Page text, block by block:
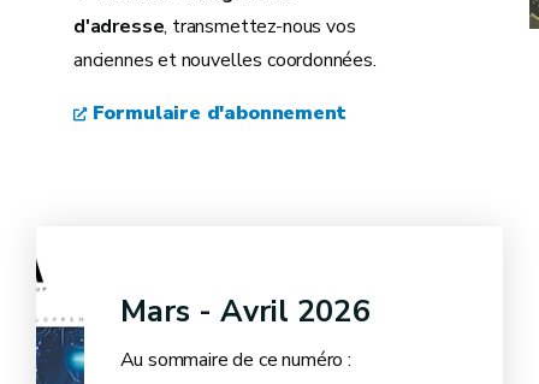
d'adresse, transmettez-nous vos
anciennes et nouvelles coordonnées.
Formulaire d'abonnement
Mars - Avril 2026
Au sommaire de ce numéro :